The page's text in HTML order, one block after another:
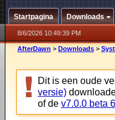
Startpagina Downloads
8/6/2026 10:49:39 PM
AfterDawn > Downloads >
Dit is een oude
versie)
of de v7.0.0 beta